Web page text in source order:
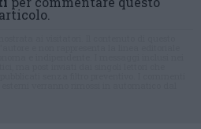
articolo.